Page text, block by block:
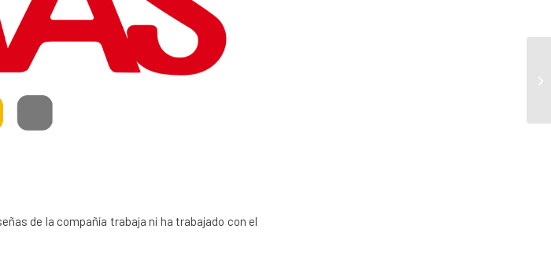
de la compañía trabaja ni ha trabajado con el